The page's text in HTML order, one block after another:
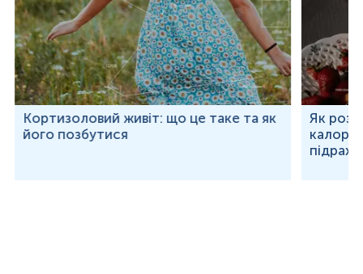
Кортизоловий живіт: що це таке та як
його позбутися
Як